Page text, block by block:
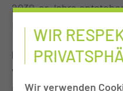
2030-er Jahre
Millionen Euro zur
Prof. Dr. mult. Eckhard
Vorstandsvorsitzender
WIR
Wir verwenden